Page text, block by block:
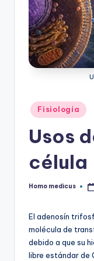
ic
Publicado
en
Fisiología
Usos
célula
Publicado
Homo medicus
El adenosín
molécula de
debido a que su
libre estándar de